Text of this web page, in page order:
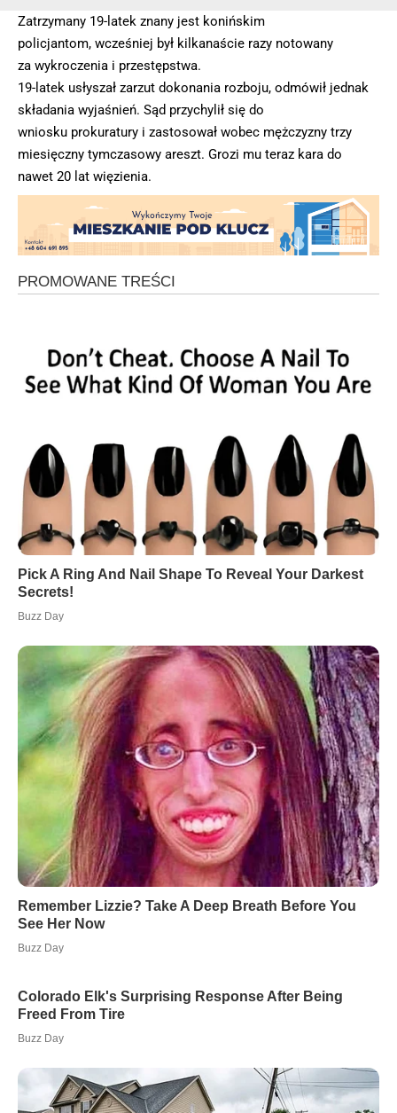
Zatrzymany 19-latek znany jest konińskim
policjantom, wcześniej był kilkanaście razy notowany
za wykroczenia i przestępstwa.
19-latek usłyszał zarzut dokonania rozboju, odmówił jednak
składania wyjaśnień. Sąd przychylił się do
wniosku prokuratury i zastosował wobec mężczyzny trzy
miesięczny tymczasowy areszt. Grozi mu teraz kara do
nawet 20 lat więzienia.